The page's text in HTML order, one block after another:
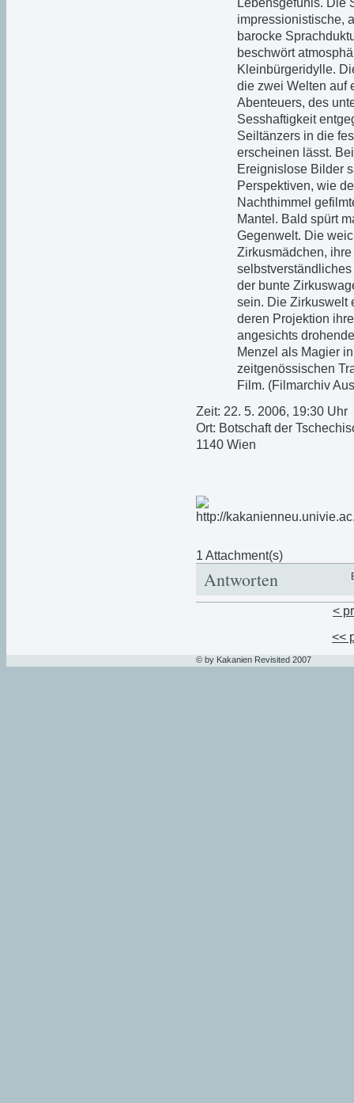
impressionistische,
barocke
beschwört
Kleinbürgeridylle.
die zwei Welten auf
Abenteuers, des
Sesshaftigkeit
Seiltänzers in die
erscheinen lässt.
Ereignislose Bilder
Perspektiven, wie
Nachthimmel
Mantel. Bald spürt
Gegenwelt. Die
Zirkusmädchen,
der bunte
sein. Die Zirkuswelt
deren Projektion
angesichts
Menzel als Magier
zeitgenössischen
Film. (Filmarchiv
Zeit: 22. 5. 2006, 19:30 Uhr
Ort: Botschaft der
1140 Wien
1 Attachment(s)
Antworten
<
<<
© by Kakanien Revisited 2007